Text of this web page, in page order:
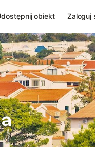
obiekt Zaloguj